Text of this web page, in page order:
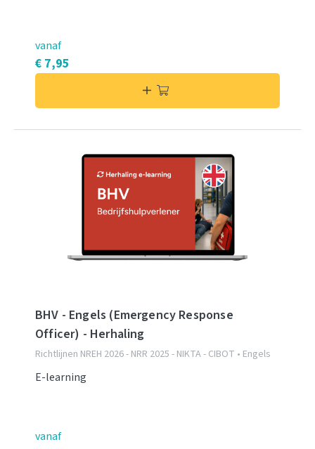
vanaf
€ 7,95
BHV - Engels (Emergency Response
Officer) - Herhaling
Richtlijnen NREH 2026 - NRR 2025 - NIKTA - CIBOT • Engels
E-learning
vanaf